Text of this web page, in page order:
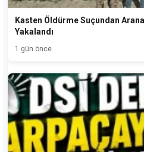
Kasten Öldürme Suçundan
Yakalandı
1 gün önce